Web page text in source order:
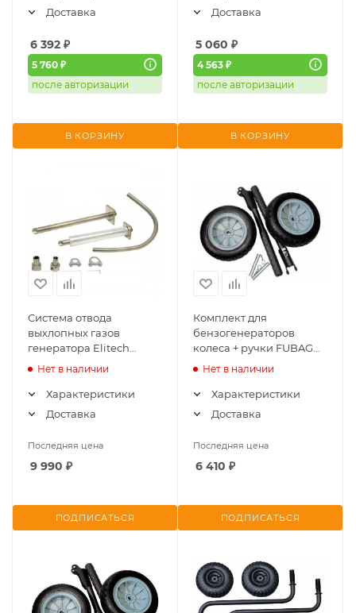
Доставка
6 392 ₽
5 760 ₽
после авторизации
В КОРЗИНУ
Доставка
5 060 ₽
4 563 ₽
после авторизации
В КОРЗИНУ
Система отвода
выхлопных газов
генератора Elitech
0105.001400
Нет в наличии
Характеристики
Доставка
Последняя цена
9 990 ₽
ПОДПИСАТЬСЯ
Комплект для
бензогенераторов
колеса + ручки FUBAG
BS 8641496
Нет в наличии
Характеристики
Доставка
Последняя цена
6 410 ₽
ПОДПИСАТЬСЯ